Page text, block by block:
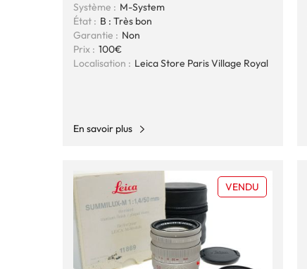
Système : M-System
État : B : Très bon
Garantie : Non
Prix : 100€
Localisation : Leica Store Paris Village Royal
En savoir plus
VENDU